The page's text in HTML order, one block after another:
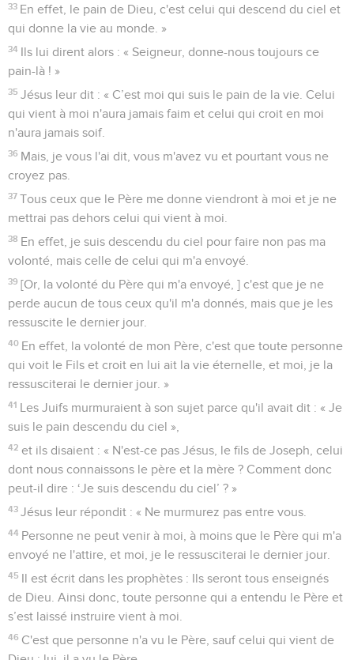
33 En effet, le pain de Dieu, c'est celui qui descend du ciel et
qui donne la vie au monde. »
34 Ils lui dirent alors : « Seigneur, donne-nous toujours ce
pain-là ! »
35 Jésus leur dit : « C’est moi qui suis le pain de la vie. Celui
qui vient à moi n'aura jamais faim et celui qui croit en moi
n'aura jamais soif.
36 Mais, je vous l'ai dit, vous m'avez vu et pourtant vous ne
croyez pas.
37 Tous ceux que le Père me donne viendront à moi et je ne
mettrai pas dehors celui qui vient à moi.
38 En effet, je suis descendu du ciel pour faire non pas ma
volonté, mais celle de celui qui m'a envoyé.
39 [Or, la volonté du Père qui m'a envoyé, ] c'est que je ne
perde aucun de tous ceux qu'il m'a donnés, mais que je les
ressuscite le dernier jour.
40 En effet, la volonté de mon Père, c'est que toute personne
qui voit le Fils et croit en lui ait la vie éternelle, et moi, je la
ressusciterai le dernier jour. »
41 Les Juifs murmuraient à son sujet parce qu'il avait dit : « Je
suis le pain descendu du ciel »,
42 et ils disaient : « N'est-ce pas Jésus, le fils de Joseph, celui
dont nous connaissons le père et la mère ? Comment donc
peut-il dire : ‘Je suis descendu du ciel’ ? »
43 Jésus leur répondit : « Ne murmurez pas entre vous.
44 Personne ne peut venir à moi, à moins que le Père qui m'a
envoyé ne l'attire, et moi, je le ressusciterai le dernier jour.
45 Il est écrit dans les prophètes : Ils seront tous enseignés
de Dieu. Ainsi donc, toute personne qui a entendu le Père et
s’est laissé instruire vient à moi.
46 C'est que personne n'a vu le Père, sauf celui qui vient de